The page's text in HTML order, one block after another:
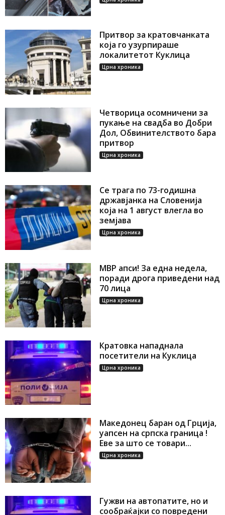
Притвор за кратовчанката
која го узурпираше
локалитетот Куклица
Црна хроника
Четворица осомничени за
пукање на свадба во Добри
Дол, Обвинителството бара
притвор
Црна хроника
Се трага по 73-годишна
државјанка на Словенија
која на 1 август влегла во
земјава
Црна хроника
МВР апси! За една недела,
поради дрога приведени над
70 лица
Црна хроника
Кратовка нападнала
посетители на Куклица
Црна хроника
Македонец баран од Грција,
уапсен на српска граница !
Еве за што се товари...
Црна хроника
Гужви на автопатите, но и
сообраќајки со повредени